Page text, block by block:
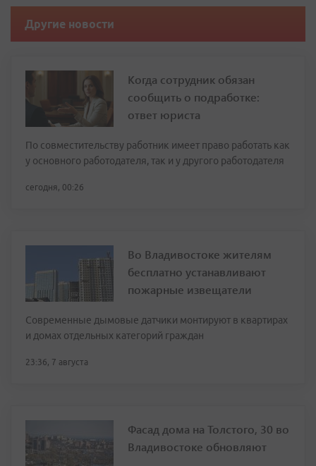
Другие новости
Когда сотрудник обязан
сообщить о подработке:
ответ юриста
По совместительству работник имеет право работать как
у основного работодателя, так и у другого работодателя
сегодня, 00:26
Во Владивостоке жителям
бесплатно устанавливают
пожарные извещатели
Современные дымовые датчики монтируют в квартирах
и домах отдельных категорий граждан
23:36, 7 августа
Фасад дома на Толстого, 30 во
Владивостоке обновляют